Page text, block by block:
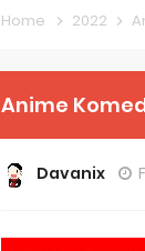
Home 2022
Anime
Davanix